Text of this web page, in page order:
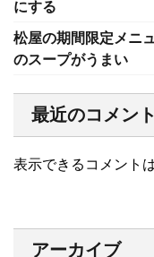
にする
松屋の期間限定メニ
のスープがうまい
最近のコメント
表示できるコメント
アーカイブ